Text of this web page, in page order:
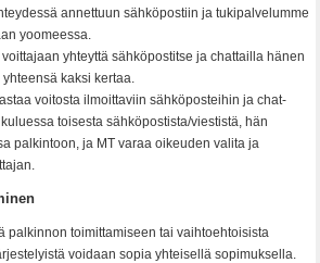
annettuun sähköpostiin ja tukipalvelumme
yoomeessa.
voittajaan yhteyttä sähköpostitse ja chattailla hänen
kaksi kertaa.
voitosta ilmoittaviin sähköposteihin ja chat-
toisesta sähköpostista/viestistä, hän
palkintoon, ja MT varaa oikeuden valita ja
palkinnon toimittamiseen tai vaihtoehtoisista
voidaan sopia yhteisellä sopimuksella.